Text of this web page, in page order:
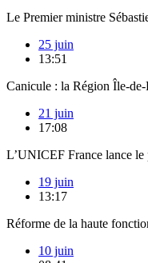
Le Premier ministre
25 juin
13:51
Canicule : la Région Île-
21 juin
17:08
L’UNICEF France lance le
19 juin
13:17
Réforme de la haute
10 juin